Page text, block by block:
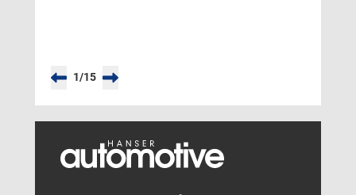
1/15